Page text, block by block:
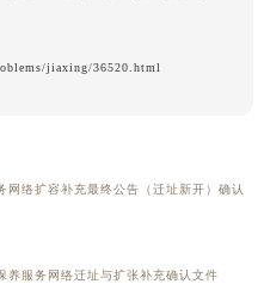
jiaxing/36520.html
网络扩容补充最终公告（迁址新开）确认
养服务网络迁址与扩张补充确认文件